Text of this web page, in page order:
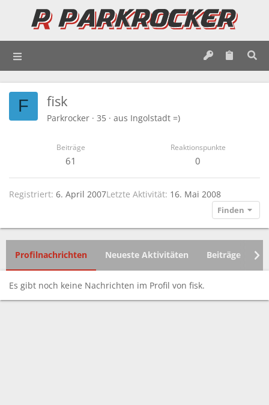
F fisk
Parkrocker · 35 · aus Ingolstadt =)
Beiträge
61
Reaktionspunkte
0
Registriert 6. April 2007Letzte Aktivität 16. Mai 2008
Finden
Profilnachrichten Neueste Aktivitäten Beiträge
Es gibt noch keine Nachrichten im Profil von fisk.